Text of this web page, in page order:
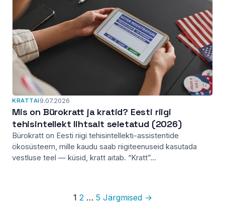
KRATTAI9.07.2026
Mis on Bürokratt ja kratid? Eesti riigi
tehisintellekt lihtsalt seletatud (2026)
Bürokratt on Eesti riigi tehisintellekti-assistentide
ökosüsteem, mille kaudu saab riigiteenuseid kasutada
vestluse teel — küsid, kratt aitab. “Kratt”...
1 2 … 5 Järgmised →